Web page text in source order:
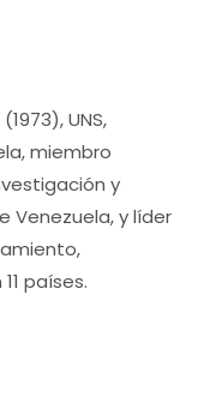
UNS,
miembro
y
Venezuela, y líder
países.